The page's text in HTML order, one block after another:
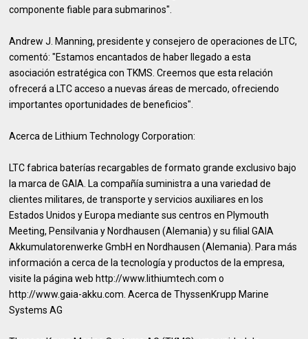
componente fiable para submarinos".
Andrew J. Manning, presidente y consejero de operaciones de LTC,
comentó: "Estamos encantados de haber llegado a esta
asociación estratégica con TKMS. Creemos que esta relación
ofrecerá a LTC acceso a nuevas áreas de mercado, ofreciendo
importantes oportunidades de beneficios".
Acerca de Lithium Technology Corporation:
LTC fabrica baterías recargables de formato grande exclusivo bajo
la marca de GAIA. La compañía suministra a una variedad de
clientes militares, de transporte y servicios auxiliares en los
Estados Unidos y Europa mediante sus centros en Plymouth
Meeting, Pensilvania y Nordhausen (Alemania) y su filial GAIA
Akkumulatorenwerke GmbH en Nordhausen (Alemania). Para más
información a cerca de la tecnología y productos de la empresa,
visite la página web http://www.lithiumtech.com o
http://www.gaia-akku.com. Acerca de ThyssenKrupp Marine
Systems AG